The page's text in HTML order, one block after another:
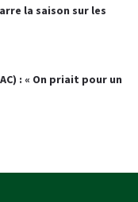
la saison sur les
: « On priait pour un